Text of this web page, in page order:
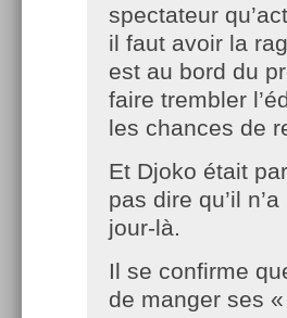
spectateur
il faut avoir la
est au bord du
faire trembler
les chances de
Et Djoko était
pas dire qu’il
jour-là.
Il se confirme
de manger ses